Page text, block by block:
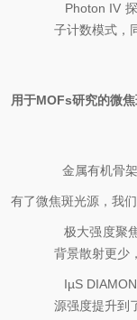
Photon IV
子计数模式，
用于MOFs研究的微
金属有机骨
有了微焦斑光源，我
极大强度聚
背景散射更少
IµS
源强度提升到